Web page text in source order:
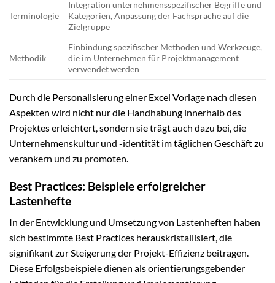
Terminologie
Integration unternehmensspezifischer Begriffe und
Kategorien, Anpassung der Fachsprache auf die
Zielgruppe
Methodik
Einbindung spezifischer Methoden und Werkzeuge,
die im Unternehmen für Projektmanagement
verwendet werden
Durch die Personalisierung einer Excel Vorlage nach diesen
Aspekten wird nicht nur die Handhabung innerhalb des
Projektes erleichtert, sondern sie trägt auch dazu bei, die
Unternehmenskultur und -identität im täglichen Geschäft zu
verankern und zu promoten.
Best Practices: Beispiele erfolgreicher
Lastenhefte
In der Entwicklung und Umsetzung von Lastenheften haben
sich bestimmte Best Practices herauskristallisiert, die
signifikant zur Steigerung der Projekt-Effizienz beitragen.
Diese Erfolgsbeispiele dienen als orientierungsgebender